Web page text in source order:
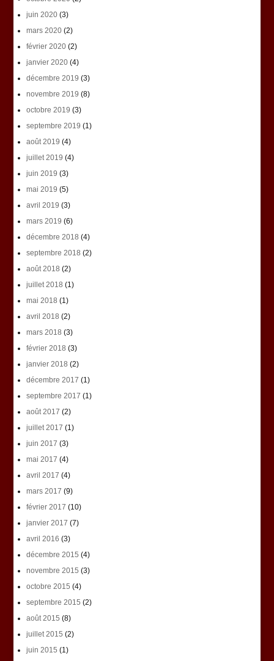
juin 2020(3)
mars 2020(2)
février 2020(2)
janvier 2020(4)
décembre 2019 (3)
novembre 2019 (8)
octobre 2019 (3)
septembre 2019 (1)
août 2019 (4)
juillet 2019 (4)
juin 2019 (3)
mai 2019 (5)
avril 2019 (3)
mars 2019 (6)
décembre 2018 (4)
septembre 2018 (2)
août 2018 (2)
juillet 2018 (1)
mai 2018 (1)
avril 2018 (2)
mars 2018 (3)
février 2018 (3)
janvier 2018 (2)
décembre 2017 (1)
septembre 2017 (1)
août 2017 (2)
juillet 2017 (1)
juin 2017 (3)
mai 2017 (4)
avril 2017 (4)
mars 2017 (9)
février 2017 (10)
janvier 2017 (7)
avril 2016 (3)
décembre 2015 (4)
novembre 2015 (3)
octobre 2015 (4)
septembre 2015 (2)
août 2015 (8)
juillet 2015 (2)
juin 2015 (1)